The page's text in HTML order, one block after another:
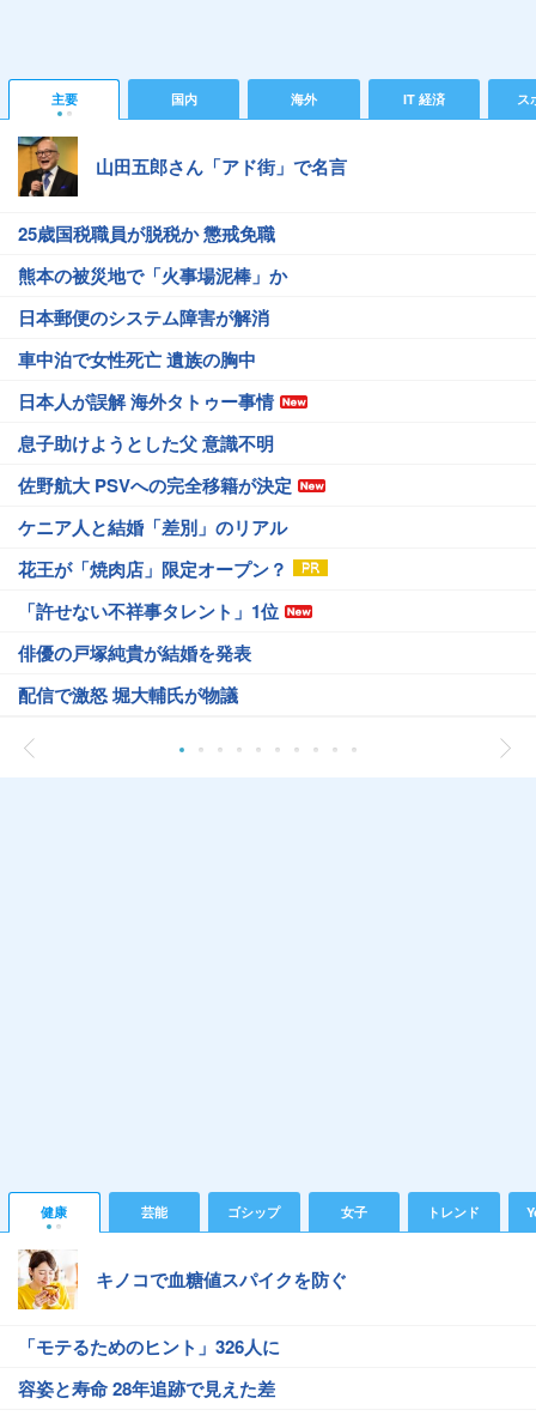
主要 国内 海外 IT 経済 ス
山田五郎さん「アド街」で名言
25歳国税職員が脱税か 懲戒免職
熊本の被災地で「火事場泥棒」か
日本郵便のシステム障害が解消
車中泊で女性死亡 遺族の胸中
日本人が誤解 海外タトゥー事情
息子助けようとした父 意識不明
佐野航大 PSVへの完全移籍が決定
ケニア人と結婚「差別」のリアル
花王が「焼肉店」限定オープン？
「許せない不祥事タレント」1位
俳優の戸塚純貴が結婚を発表
配信で激怒 堀大輔氏が物議
健康 芸能 ゴシップ 女子 トレンド
キノコで血糖値スパイクを防ぐ
「モテるためのヒント」326人に
容姿と寿命 28年追跡で見えた差